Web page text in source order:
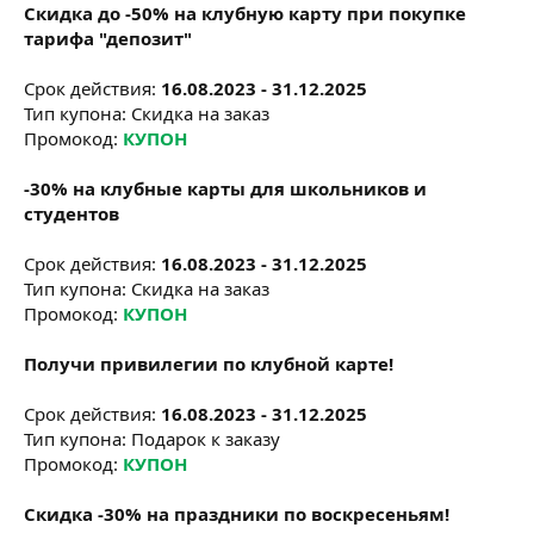
Скидка до -50% на клубную карту при покупке
тарифа "депозит"
Срок действия: 16.08.2023 - 31.12.2025
Тип купона: Скидка на заказ
Промокод: КУПОН
-30% на клубные карты для школьников и
студентов
Срок действия: 16.08.2023 - 31.12.2025
Тип купона: Скидка на заказ
Промокод: КУПОН
Получи привилегии по клубной карте!
Срок действия: 16.08.2023 - 31.12.2025
Тип купона: Подарок к заказу
Промокод: КУПОН
Скидка -30% на праздники по воскресеньям!